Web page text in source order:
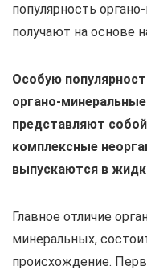
популярность
получают на основе
Особую
органо-
представляют
комплексные
выпускаются в
Главное отличие
минеральных,
происхождение.